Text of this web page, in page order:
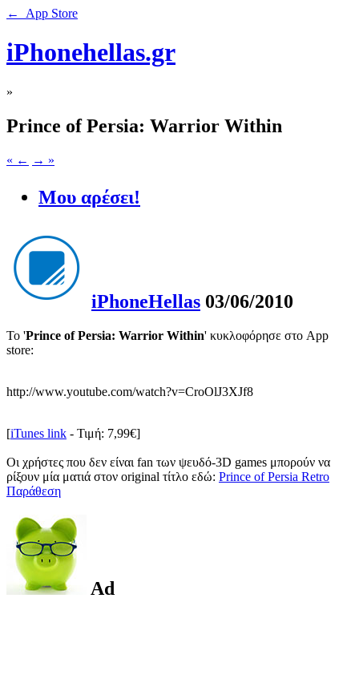
← App Store
iPhonehellas.gr
»
Prince of Persia: Warrior Within
« ← → »
Μου αρέσει!
iPhoneHellas 03/06/2010
Το 'Prince of Persia: Warrior Within' κυκλοφόρησε στο App
store:
http://www.youtube.com/watch?v=CroOlJ3XJf8
[iTunes link - Τιμή: 7,99€]
Οι χρήστες που δεν είναι fan των ψευδό-3D games μπορούν να
ρίξουν μία ματιά στον original τίτλο εδώ: Prince of Persia Retro
Παράθεση
Ad